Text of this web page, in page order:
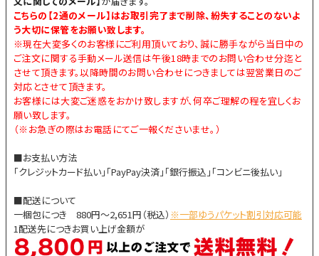
こちらの【2通のメール】はお取引完了まで削除、紛失することのないよ
う大切に保管をお願い致します。
※現在大変多くのお客様にご利用頂いており、誠に勝手ながら当日中の
ご注文に関する手動メール送信は午後18時までのお問い合わせ分迄と
させて頂きます。以降時間のお問い合わせにつきましては翌営業日のご
対応とさせて頂きます。
お客様には大変ご迷惑をおかけ致しますが、何卒ご理解の程を宜しくお
願い致します。
（※お急ぎの際はお電話にてご一報くださいませ。）
■お支払い方法
「クレジットカード払い」「PayPay決済」「銀行振込」「コンビニ後払い」
■配送について
一梱包につき 880円～2,651円（税込） ※一部ゆうパケット割引対応可能
1配送先につきお買い上げ金額が